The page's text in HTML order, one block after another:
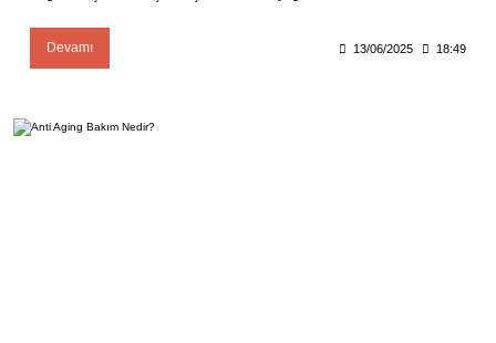
Devamı 13/06/2025 18:49